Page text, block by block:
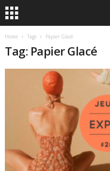
Home Tags Papier Glacé
Tag: Papier Glacé